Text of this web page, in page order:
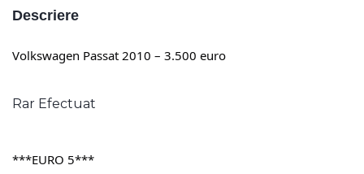
Descriere
Volkswagen Passat 2010 – 3.500 euro
Rar Efectuat
***EURO 5***